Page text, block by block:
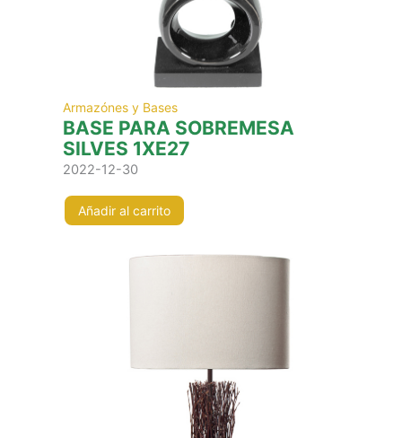
Armazónes y Bases
BASE PARA SOBREMESA
SILVES 1XE27
2022-12-30
Añadir al carrito